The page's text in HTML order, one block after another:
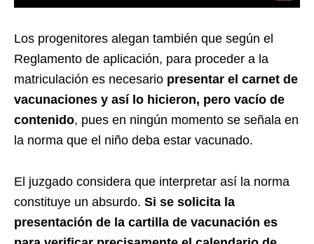
Los progenitores alegan también que según el
Reglamento de aplicación, para proceder a la
matriculación es necesario presentar el carnet de
vacunaciones y así lo hicieron, pero vacío de
contenido, pues en ningún momento se señala en
la norma que el niño deba estar vacunado.
El juzgado considera que interpretar así la norma
constituye un absurdo. Si se solicita la
presentación de la cartilla de vacunación es